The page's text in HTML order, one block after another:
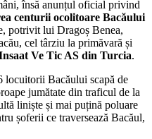
însă anunțul oficial privind
centurii ocolitoare Bacăului
potrivit lui Dragoș Benea,
cel târziu la primăvară și
Ve Tic AS din Turcia.
locuitorii Bacăului scapă de
jumătate din traficul de la
liniște și mai puțină poluare
șoferii ce traversează Bacăul,